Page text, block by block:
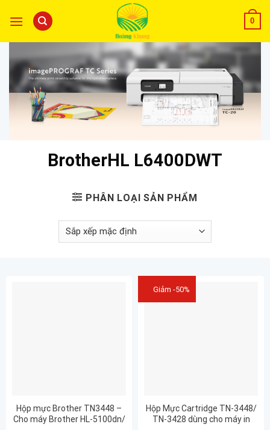
0
BrotherHL L6400DWT
PHÂN LOẠI SẢN PHẨM
Hộp mực Brother TN3448 –
Cho máy Brother HL-5100dn/
Giảm -50%
Hộp Mực Cartridge TN-3448/
TN-3428 dùng cho máy in